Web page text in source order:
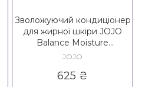
Зволожуючий кондиціонер
для жирної шкіри JOJO
Balance Moisture
Conditioner
JOJO
625 ₴